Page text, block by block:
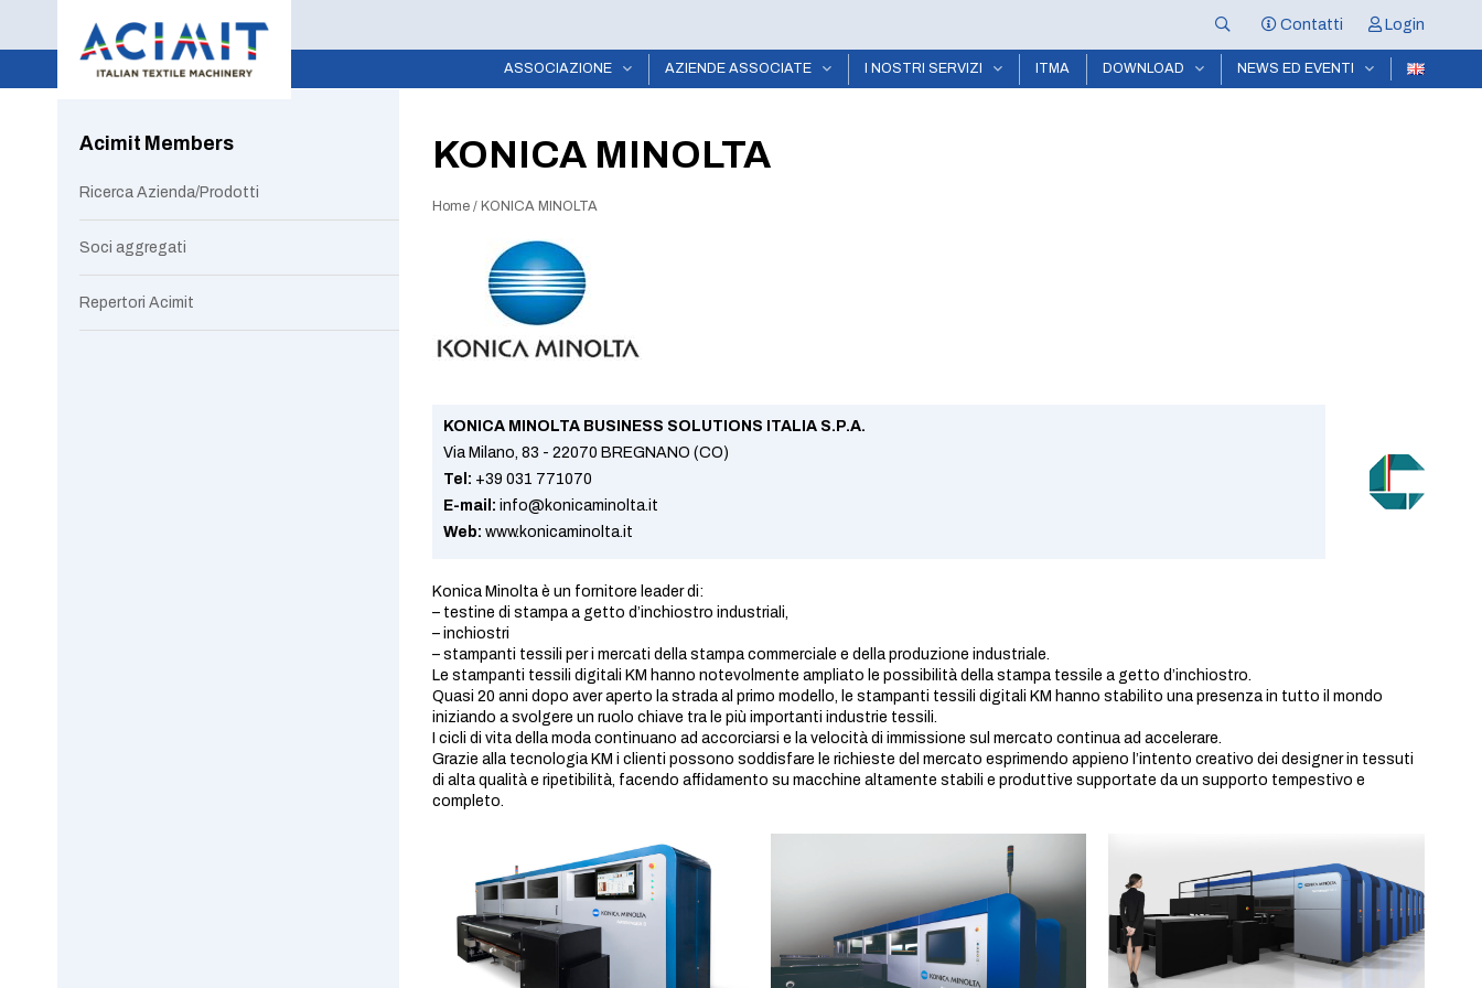
Contatti Login
ASSOCIAZIONE AZIENDE ASSOCIATE I NOSTRI SERVIZI ITMA DOWNLOAD NEWS ED EVENTI
KONICA MINOLTA
Home / KONICA MINOLTA
KONICA MINOLTA BUSINESS SOLUTIONS ITALIA S.P.A.
Via Milano, 83 - 22070 BREGNANO (CO)
Tel: +39 031 771070
E-mail: info@konicaminolta.it
Web: www.konicaminolta.it
Konica Minolta è un fornitore leader di:
– testine di stampa a getto d’inchiostro industriali,
– inchiostri
– stampanti tessili per i mercati della stampa commerciale e della produzione industriale.
Le stampanti tessili digitali KM hanno notevolmente ampliato le possibilità della stampa tessile a getto d’inchiostro.
Quasi 20 anni dopo aver aperto la strada al primo modello, le stampanti tessili digitali KM hanno stabilito una presenza in tutto il mondo
iniziando a svolgere un ruolo chiave tra le più importanti industrie tessili.
I cicli di vita della moda continuano ad accorciarsi e la velocità di immissione sul mercato continua ad accelerare.
Grazie alla tecnologia KM i clienti possono soddisfare le richieste del mercato esprimendo appieno l’intento creativo dei designer in tessuti
di alta qualità e ripetibilità, facendo affidamento su macchine altamente stabili e produttive supportate da un supporto tempestivo e
completo.
Acimit Members
Ricerca Azienda/Prodotti
Soci aggregati
Repertori Acimit